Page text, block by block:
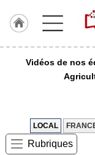
J'adhère
TvLocale
France
Vidéos de nos
LOCAL
Rubriques